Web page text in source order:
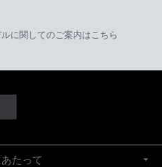
に関してのご案内はこちら
たって